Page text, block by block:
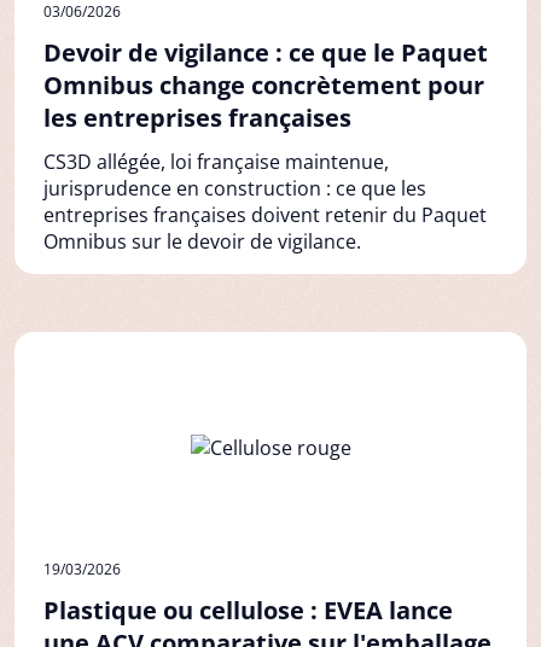
03/06/2026
Devoir de vigilance : ce que le Paquet
Omnibus change concrètement pour
les entreprises françaises
CS3D allégée, loi française maintenue,
jurisprudence en construction : ce que les
entreprises françaises doivent retenir du Paquet
Omnibus sur le devoir de vigilance.
19/03/2026
Plastique ou cellulose : EVEA lance